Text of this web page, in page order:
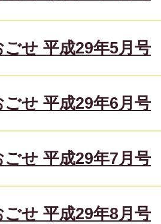
ごせ 平成29年5月号
ごせ 平成29年6月号
ごせ 平成29年7月号
ごせ 平成29年8月号